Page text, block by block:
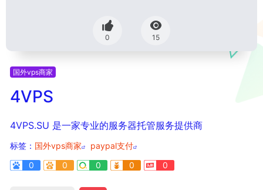
0 15
国外vps商家
4VPS
4VPS.SU 是一家专业的服务器托管服务提供商
标签： 国外vps商家
paypal支付
0
0 0 0 0